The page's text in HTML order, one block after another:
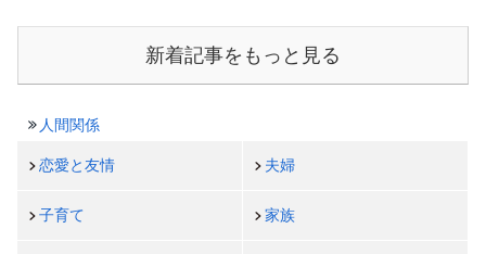
新着記事をもっと見る
人間関係
恋愛と友情 夫婦
子育て 家族